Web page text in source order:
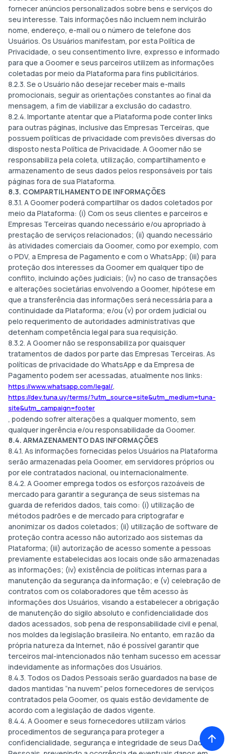
fornecer anúncios personalizados sobre bens e serviços do
seu interesse. Tais informações não incluem nem incluirão
nome, endereço, e-mail ou o número de telefone dos
Usuários. Os Usuários manifestam, por esta Política de
Privacidade, o seu consentimento livre, expresso e informado
para que a Goomer e seus parceiros utilizem as informações
coletadas por meio da Plataforma para fins publicitários.
8.2.3. Se o Usuário não desejar receber mais e-mails
promocionais, seguir as orientações constantes ao final da
mensagem, a fim de viabilizar a exclusão do cadastro.
8.2.4. Importante atentar que a Plataforma pode conter links
para outras páginas, inclusive das Empresas Terceiras, que
possuem políticas de privacidade com previsões diversas do
disposto nesta Política de Privacidade. A Goomer não se
responsabiliza pela coleta, utilização, compartilhamento e
armazenamento de seus dados pelos responsáveis por tais
páginas fora de sua Plataforma.
8.3. COMPARTILHAMENTO DE INFORMAÇÕES
8.3.1. A Goomer poderá compartilhar os dados coletados por
meio da Plataforma: (i) Com os seus clientes e parceiros e
Empresas Terceiras quando necessário e/ou apropriado à
prestação de serviços relacionados; (ii) quando necessário
às atividades comerciais da Goomer, como por exemplo, com
o PDV, a Empresa de Pagamento e com o WhatsApp; (iii) para
proteção dos interesses da Goomer em qualquer tipo de
conflito, incluindo ações judiciais; (iv) no caso de transações
e alterações societárias envolvendo a Goomer, hipótese em
que a transferência das informações será necessária para a
continuidade da Plataforma; e/ou (v) por ordem judicial ou
pelo requerimento de autoridades administrativas que
detenham competência legal para sua requisição.
8.3.2. A Goomer não se responsabiliza por quaisquer
tratamentos de dados por parte das Empresas Terceiras. As
políticas de privacidade do WhatsApp e da Empresa de
Pagamento podem ser acessadas, atualmente nos links:
https://www.whatsapp.com/legal/,
https://dev.tuna.uy/terms/?utm_source=site&utm_medium=tuna-
site&utm_campaign=footer
, podendo sofrer alterações a qualquer momento, sem
qualquer ingerência e/ou responsabilidade da Goomer.
8.4. ARMAZENAMENTO DAS INFORMAÇÕES
8.4.1. As informações fornecidas pelos Usuários na Plataforma
serão armazenadas pela Goomer, em servidores próprios ou
por ele contratados nacional, ou internacionalmente.
8.4.2. A Goomer emprega todos os esforços razoáveis de
mercado para garantir a segurança de seus sistemas na
guarda de referidos dados, tais como: (i) utilização de
métodos padrões e de mercado para criptografar e
anonimizar os dados coletados; (ii) utilização de software de
proteção contra acesso não autorizado aos sistemas da
Plataforma; (iii) autorização de acesso somente a pessoas
previamente estabelecidas aos locais onde são armazenadas
as informações; (iv) existência de políticas internas para a
manutenção da segurança da informação; e (v) celebração de
contratos com os colaboradores que têm acesso às
informações dos Usuários, visando a estabelecer a obrigação
de manutenção do sigilo absoluto e confidencialidade dos
dados acessados, sob pena de responsabilidade civil e penal,
nos moldes da legislação brasileira. No entanto, em razão da
própria natureza da Internet, não é possível garantir que
terceiros mal-intencionados não tenham sucesso em acessar
indevidamente as informações dos Usuários.
8.4.3. Todos os Dados Pessoais serão guardados na base de
dados mantidas “na nuvem” pelos fornecedores de serviços
contratados pela Goomer, os quais estão devidamente de
acordo com a legislação de dados vigente.
8.4.4. A Goomer e seus fornecedores utilizam vários
procedimentos de segurança para proteger a
confidencialidade, segurança e integridade de seus Dados